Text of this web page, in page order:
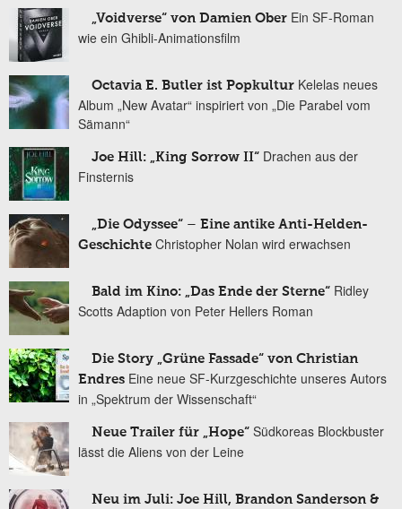
„Voidverse“ von Damien Ober Ein SF-Roman
wie ein Ghibli-Animationsfilm
Octavia E. Butler ist Popkultur Kelelas neues
Album „New Avatar“ inspiriert von „Die Parabel vom
Sämann“
Joe Hill: „King Sorrow II“ Drachen aus der
Finsternis
„Die Odyssee“ – Eine antike Anti-Helden-
Geschichte Christopher Nolan wird erwachsen
Bald im Kino: „Das Ende der Sterne“ Ridley
Scotts Adaption von Peter Hellers Roman
Die Story „Grüne Fassade“ von Christian
Endres Eine neue SF-Kurzgeschichte unseres Autors
in „Spektrum der Wissenschaft“
Neue Trailer für „Hope“ Südkoreas Blockbuster
lässt die Aliens von der Leine
Neu im Juli: Joe Hill, Brandon Sanderson &